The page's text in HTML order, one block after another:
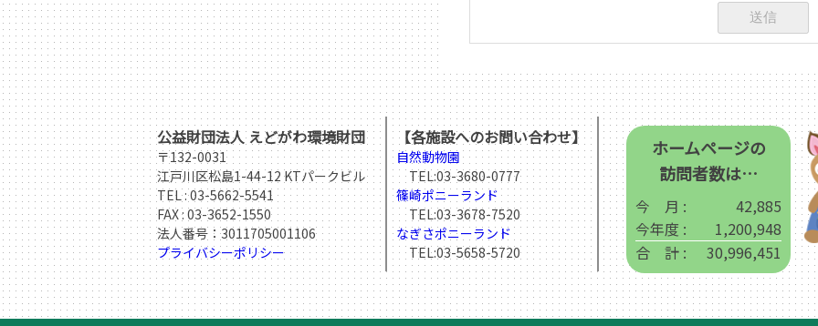
公益財団法人 えどがわ環境財団
〒132-0031
江戸川区松島1-44-12 KTパークビル
TEL :03-5662-5541
FAX : 03-3652-1550
法人番号：3011705001106
プライバシーポリシー
【各施設へのお問い合わせ】
自然動物園
TEL:03-3680-0777
篠崎ポニーランド
TEL:03-3678-7520
なぎさポニーランド
TEL:03-5658-5720
ホームページの
訪問者数は…
今 月 :
42,885
今年度 :
1,200,948
合 計 :
30,996,451